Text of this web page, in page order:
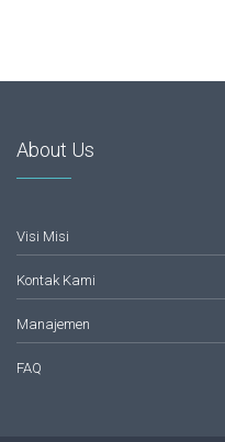
About Us
Visi Misi
Kontak Kami
Manajemen
FAQ